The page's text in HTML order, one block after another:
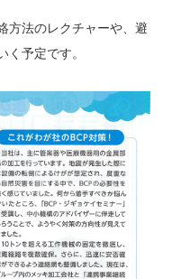
方法のレクチャーや、避
予定です。